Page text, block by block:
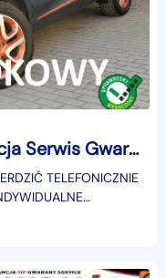
Renault Captur Bogata opcja Serwis Gwarancja
TELEFONICZNIE